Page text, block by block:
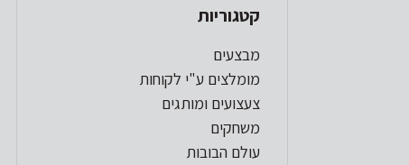
קטגוריות
מבצעים
מומלצים ע"י לקוחות
צעצועים ומותגים
משחקים
עולם הבובות